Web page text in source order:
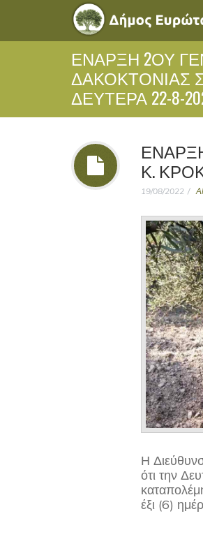
ΕΝΑΡΞΗ 2ΟΥ
ΔΑΚΟΚΤΟΝΙΑΣ
ΔΕΥΤΕΡΑ 22-8-
Κ.
19/08/2022
Η
ότι την
έξι (6)